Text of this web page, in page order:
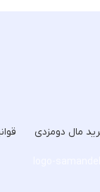
مال دومزدی